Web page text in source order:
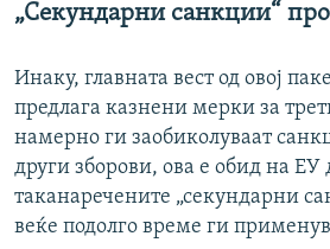
„Секундарни санкции“
Инаку, главната вест од овој
предлага казнени мерки за
намерно ги заобиколуваат
други зборови, ова е обид на ЕУ
таканаречените „секундарни
веќе подолго време ги